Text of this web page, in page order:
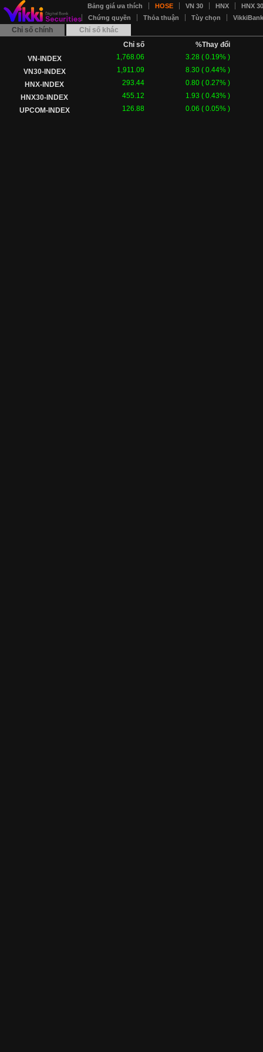
Bảng giá ưa thích HOSE VN 30 HNX
HNX
Chứng quyền
Thỏa thuận Tùy chọn
Chỉ số chính
Chỉ số khác
Chỉ số
%Thay đổi
VN-INDEX
1,768.06 3.28 ( 0.19% )
VN30-INDEX
1,911.09 8.30 ( 0.44% )
HNX-INDEX
293.44 0.80 ( 0.27% )
HNX30-INDEX
455.12 1.93 ( 0.43% )
UPCOM-INDEX
126.88 0.06 ( 0.05% )